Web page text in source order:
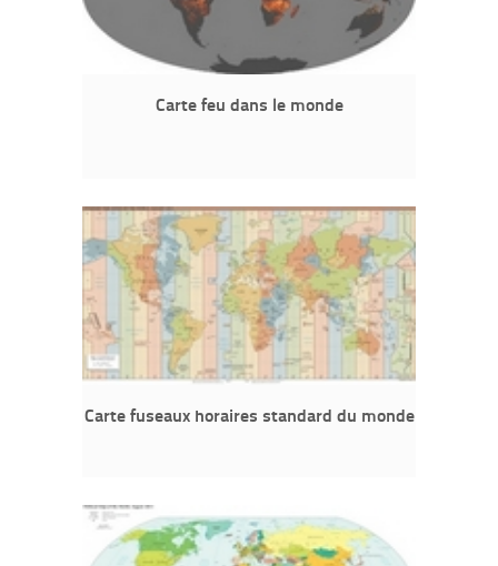
Carte feu dans le monde
Carte fuseaux horaires standard du monde